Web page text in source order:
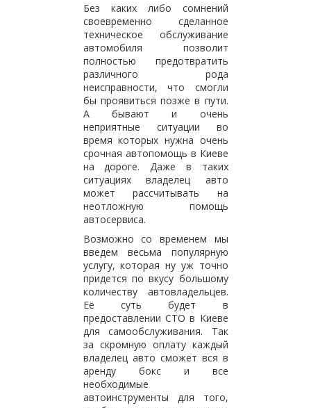
Без каких либо сомнений
своевременно сделанное
техническое обслуживание
автомобиля позволит
полностью предотвратить
различного рода
неисправности, что смогли
бы проявиться позже в пути.
А бывают и очень
неприятные ситуации во
время которых нужна очень
срочная автопомощь в Киеве
на дороге. Даже в таких
ситуациях владелец авто
может рассчитывать на
неотложную помощь
автосервиса.
Возможно со временем мы
введем весьма популярную
услугу, которая ну уж точно
придется по вкусу большому
количеству автовладельцев.
Её суть будет в
предоставлении СТО в Киеве
для самообслуживания. Так
за скромную оплату каждый
владелец авто сможет вся в
аренду бокс и все
необходимые
автоинструменты для того,